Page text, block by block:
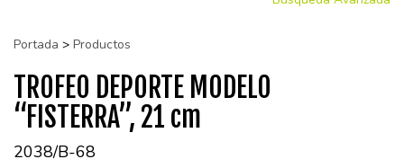
Portada > Productos
TROFEO DEPORTE MODELO
“FISTERRA”, 21 cm
2038/B-68